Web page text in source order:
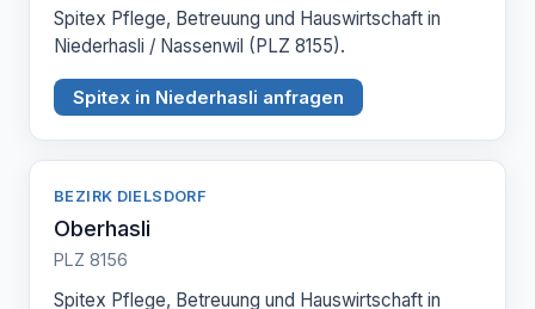
Spitex Pflege, Betreuung und Hauswirtschaft in
Niederhasli / Nassenwil (PLZ 8155).
Spitex in Niederhasli anfragen
BEZIRK DIELSDORF
Oberhasli
PLZ 8156
Spitex Pflege, Betreuung und Hauswirtschaft in